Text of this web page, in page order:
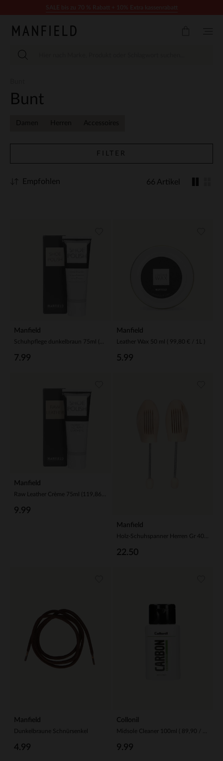
Bunt
Damen Herren Accessoires
FILTER
66 Artikel
Empfohlen
Manfield
7.99
Manfield
Leather Wax 50 ml ( 99,80 € / 1L )
5.99
Manfield
9.99
Manfield
22.50
Manfield
Dunkelbraune Schnürsenkel
4.99
Collonil
9.99